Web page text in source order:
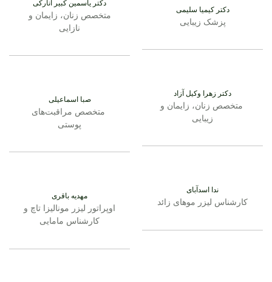
دکتر کیمیا سلیمی
پزشک زیبایی
دکتر زهرا وکیل آزاد
متخصص زنان، زایمان و
زیبایی
ندا اسدآبای
کارشناس لیزر موهای زائد
دکتر یاسمین کبیر انارکی
متخصص زنان، زایمان و
نازایی
صبا اسماعیلی
متخصص مراقبت‌های
پوستی
مهدیه باقری
اوپراتور لیزر مونالیزا تاچ و
کارشناس مامایی​